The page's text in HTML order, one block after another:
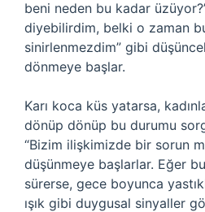
beni neden bu kadar
diyebilirdim, belki o zaman
sinirlenmezdim” gibi
dönmeye başlar.
Karı koca küs yatarsa,
dönüp dönüp bu durumu
“Bizim ilişkimizde bir sorun
düşünmeye başlarlar. Eğer
sürerse, gece boyunca
ışık gibi duygusal sinyaller